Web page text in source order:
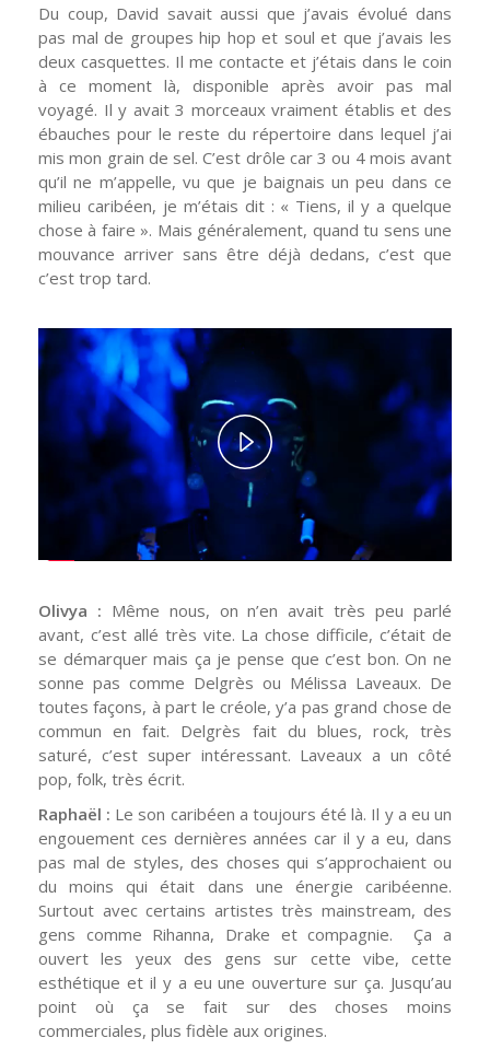
Du coup, David savait aussi que j’avais évolué dans
pas mal de groupes hip hop et soul et que j’avais les
deux casquettes. Il me contacte et j’étais dans le coin
à ce moment là, disponible après avoir pas mal
voyagé. Il y avait 3 morceaux vraiment établis et des
ébauches pour le reste du répertoire dans lequel j’ai
mis mon grain de sel. C’est drôle car 3 ou 4 mois avant
qu’il ne m’appelle, vu que je baignais un peu dans ce
milieu caribéen, je m’étais dit : « Tiens, il y a quelque
chose à faire ». Mais généralement, quand tu sens une
mouvance arriver sans être déjà dedans, c’est que
c’est trop tard.
Play
Video
Olivya : Même nous, on n’en avait très peu parlé
avant, c’est allé très vite. La chose difficile, c’était de
se démarquer mais ça je pense que c’est bon. On ne
sonne pas comme Delgrès ou Mélissa Laveaux. De
toutes façons, à part le créole, y’a pas grand chose de
commun en fait. Delgrès fait du blues, rock, très
saturé, c’est super intéressant. Laveaux a un côté
pop, folk, très écrit.
Raphaël : Le son caribéen a toujours été là. Il y a eu un
engouement ces dernières années car il y a eu, dans
pas mal de styles, des choses qui s’approchaient ou
du moins qui était dans une énergie caribéenne.
Surtout avec certains artistes très mainstream, des
gens comme Rihanna, Drake et compagnie. Ça a
ouvert les yeux des gens sur cette vibe, cette
esthétique et il y a eu une ouverture sur ça. Jusqu’au
point où ça se fait sur des choses moins
commerciales, plus fidèle aux origines.